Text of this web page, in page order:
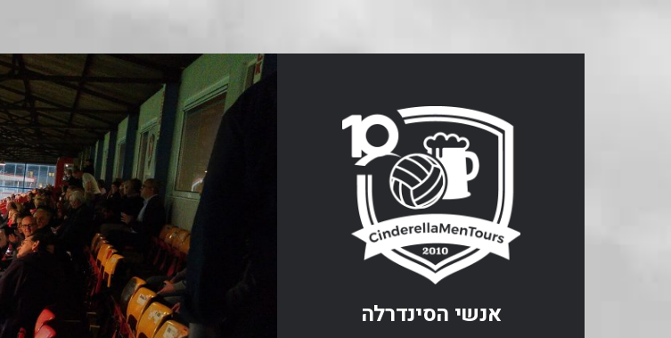
אנשי הסינדרלה